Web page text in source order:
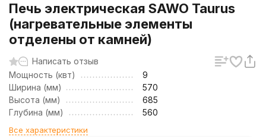
Печь электрическая SAWO Taurus
(нагревательные элементы
отделены от камней)
Написать отзыв
Мощность (квт)
9
Ширина (мм)
570
Высота (мм)
685
Глубина (мм)
560
Все характеристики